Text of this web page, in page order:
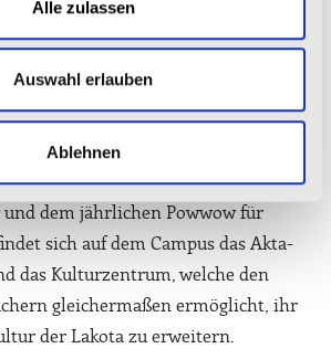
Alle zulassen
Auswahl erlauben
Ablehnen
Lebensweise zu
ihre Kinder von klein auf
und Moral ihrer Stammesgruppe.
(Sioux) zu bewahren und zu teilen,
Teil unserer Mission in der St.
Neben den Schulklassen für
dem jährlichen Powwow für
sich auf dem Campus das Akta-
das Kulturzentrum, welche den
gleichermaßen ermöglicht, ihr
der Lakota zu erweitern.